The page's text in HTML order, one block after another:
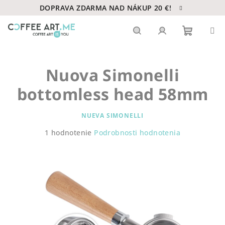
na
obsah
DOPRAVA ZDARMA NAD NÁKUP 20 €!
Nuova Simonelli
bottomless head 58mm
NUEVA SIMONELLI
Priemerné
5,0
z
5
hviezdičiek.
1 hodnotenie Podrobnosti hodnotenia